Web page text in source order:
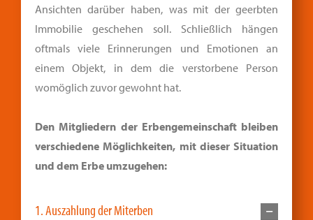
Ansichten darüber haben, was mit der geerbten
Immobilie geschehen soll. Schließlich hängen
oftmals viele Erinnerungen und Emotionen an
einem Objekt, in dem die verstorbene Person
womöglich zuvor gewohnt hat.
Den Mitgliedern der Erbengemeinschaft bleiben
verschiedene Möglichkeiten, mit dieser Situation
und dem Erbe umzugehen:
1. Auszahlung der Miterben